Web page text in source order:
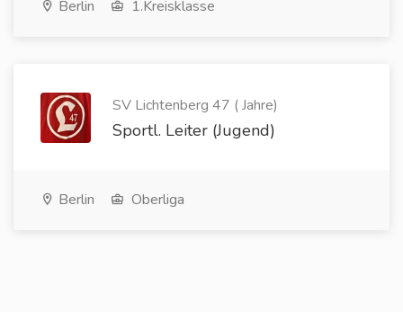
Berlin 1.Kreisklasse
SV Lichtenberg 47 ( Jahre)
Sportl. Leiter (Jugend)
Berlin Oberliga